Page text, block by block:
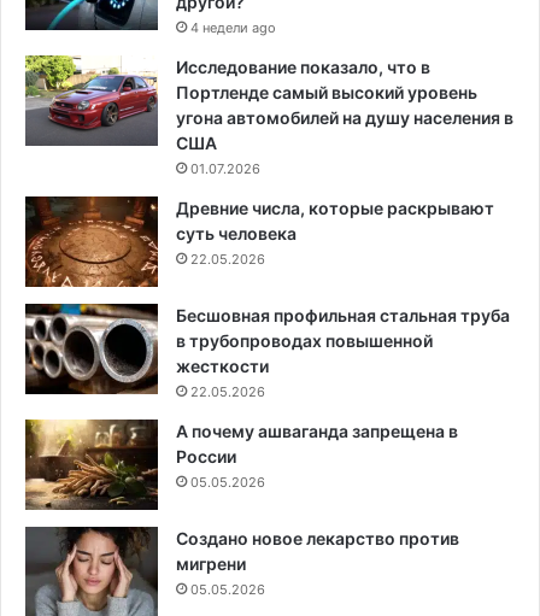
4 недели ago
Исследование показало, что в
Портленде самый высокий уровень
угона автомобилей на душу населения в
США
01.07.2026
Древние числа, которые раскрывают
суть человека
22.05.2026
Бесшовная профильная стальная труба
в трубопроводах повышенной
жесткости
22.05.2026
А почему ашваганда запрещена в
России
05.05.2026
Создано новое лекарство против
мигрени
05.05.2026